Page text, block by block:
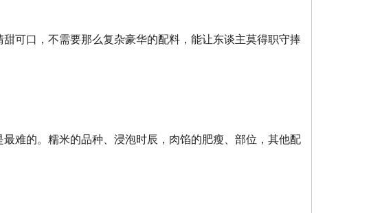
可口，不需要那么复杂豪华的配料，能让东谈主莫得职守捧
难的。糯米的品种、浸泡时辰，肉馅的肥瘦、部位，其他配